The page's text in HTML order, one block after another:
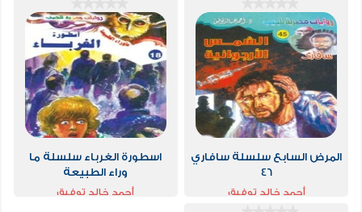
المرض السابع سلسلة سافاري
46
أحمد خالد توفيق
اسطورة الغرباء سلسلة ما
وراء الطبيعة
أحمد خالد توفيق